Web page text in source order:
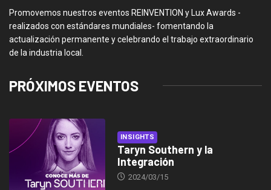
Promovemos nuestros eventos REINVENTION y Lux Awards -
realizados con estándares mundiales- fomentando la
actualización permanente y celebrando el trabajo extraordinario
de la industria local.
PRÓXIMOS EVENTOS
INSIGHTS
Taryn Southern y la
Integración
2024/03/15